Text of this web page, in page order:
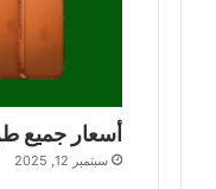
أسعار جميع طرازات
سبتمبر 12, 2025